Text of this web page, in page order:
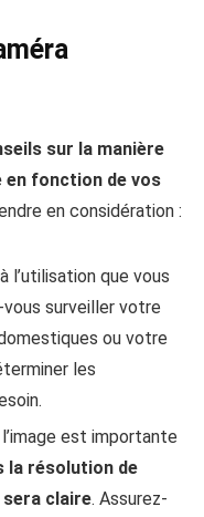
sur la manière
en fonction de vos
en considération :
l’utilisation que vous
surveiller votre
ou votre
les
est importante
la résolution de
sera claire. Assurez-